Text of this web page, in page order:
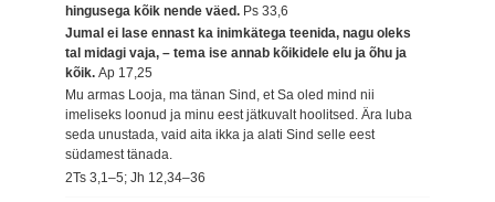
hingusega kõik nende väed. Ps 33,6
Jumal ei lase ennast ka inimkätega teenida, nagu oleks
tal midagi vaja, – tema ise annab kõikidele elu ja õhu ja
kõik.Ap 17,25
Mu armas Looja, ma tänan Sind, et Sa oled mind nii
imeliseks loonud ja minu eest jätkuvalt hoolitsed. Ära luba
seda unustada, vaid aita ikka ja alati Sind selle eest
südamest tänada.
2Ts 3,1–5; Jh 12,34–36